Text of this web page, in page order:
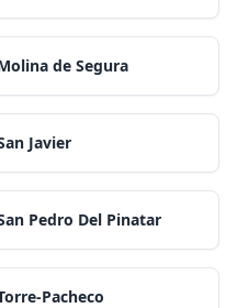
de Segura
Javier
Pedro Del Pinatar
Pacheco